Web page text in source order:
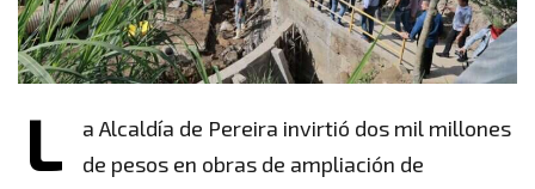
L
a Alcaldía de Pereira invirtió dos mil millones
de pesos en obras de ampliación de